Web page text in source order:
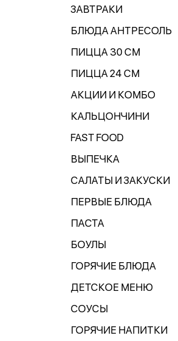
ЗАВТРАКИ
БЛЮДА АНТРЕСОЛЬ
ПИЦЦА 30 СМ
ПИЦЦА 24 СМ
АКЦИИ И КОМБО
КАЛЬЦОНЧИНИ
FAST FOOD
ВЫПЕЧКА
САЛАТЫ И ЗАКУСКИ
ПЕРВЫЕ БЛЮДА
ПАСТА
БОУЛЫ
ГОРЯЧИЕ БЛЮДА
ДЕТСКОЕ МЕНЮ
СОУСЫ
ГОРЯЧИЕ НАПИТКИ